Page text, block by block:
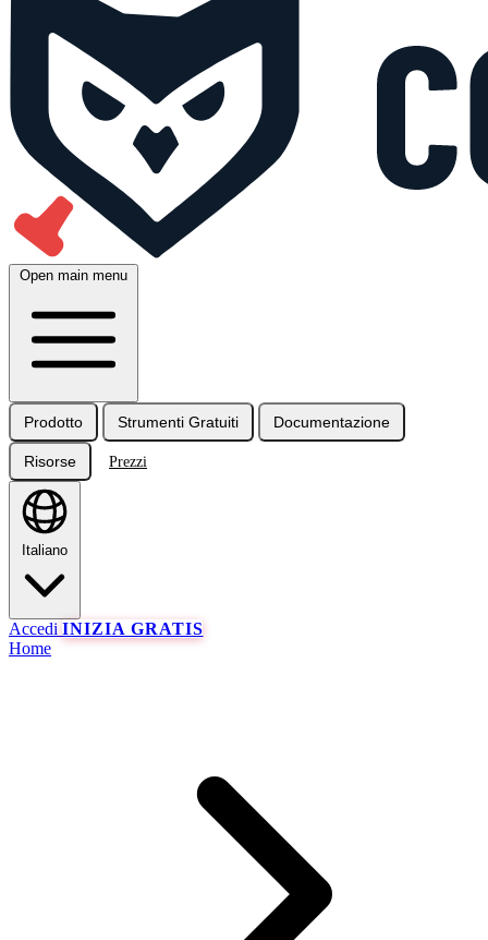
Open main menu
Prodotto Strumenti Gratuiti Documentazione
Risorse Prezzi
Italiano
Accedi INIZIA GRATIS
Home